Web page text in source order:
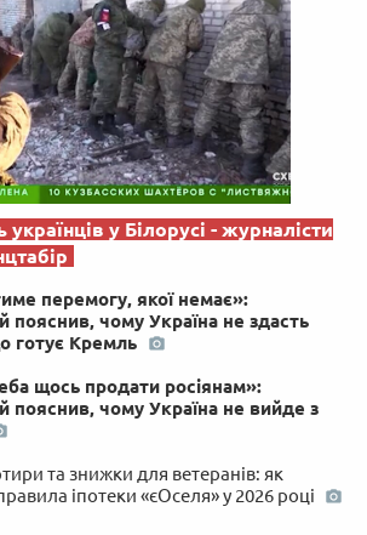
українців у Білорусі - журналісти
перемогу, якої немає»:
пояснив, чому Україна не здасть
готує Кремль
щось продати росіянам»:
пояснив, чому Україна не вийде з
та знижки для ветеранів: як
іпотеки «єОселя» у 2026 році